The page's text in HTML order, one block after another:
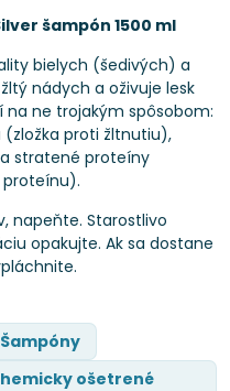
šampón 1500 ml
bielych (šedivých) a
nádych a oživuje lesk
na ne trojakým spôsobom:
proti žltnutiu),
stratené proteíny
proteínu).
napeňte. Starostlivo
opakujte. Ak sa dostane
Šampóny
ošetrené